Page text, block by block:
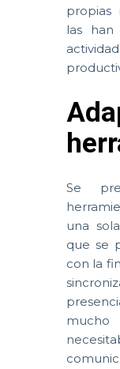
propias
las han
Se
una
que se
con la